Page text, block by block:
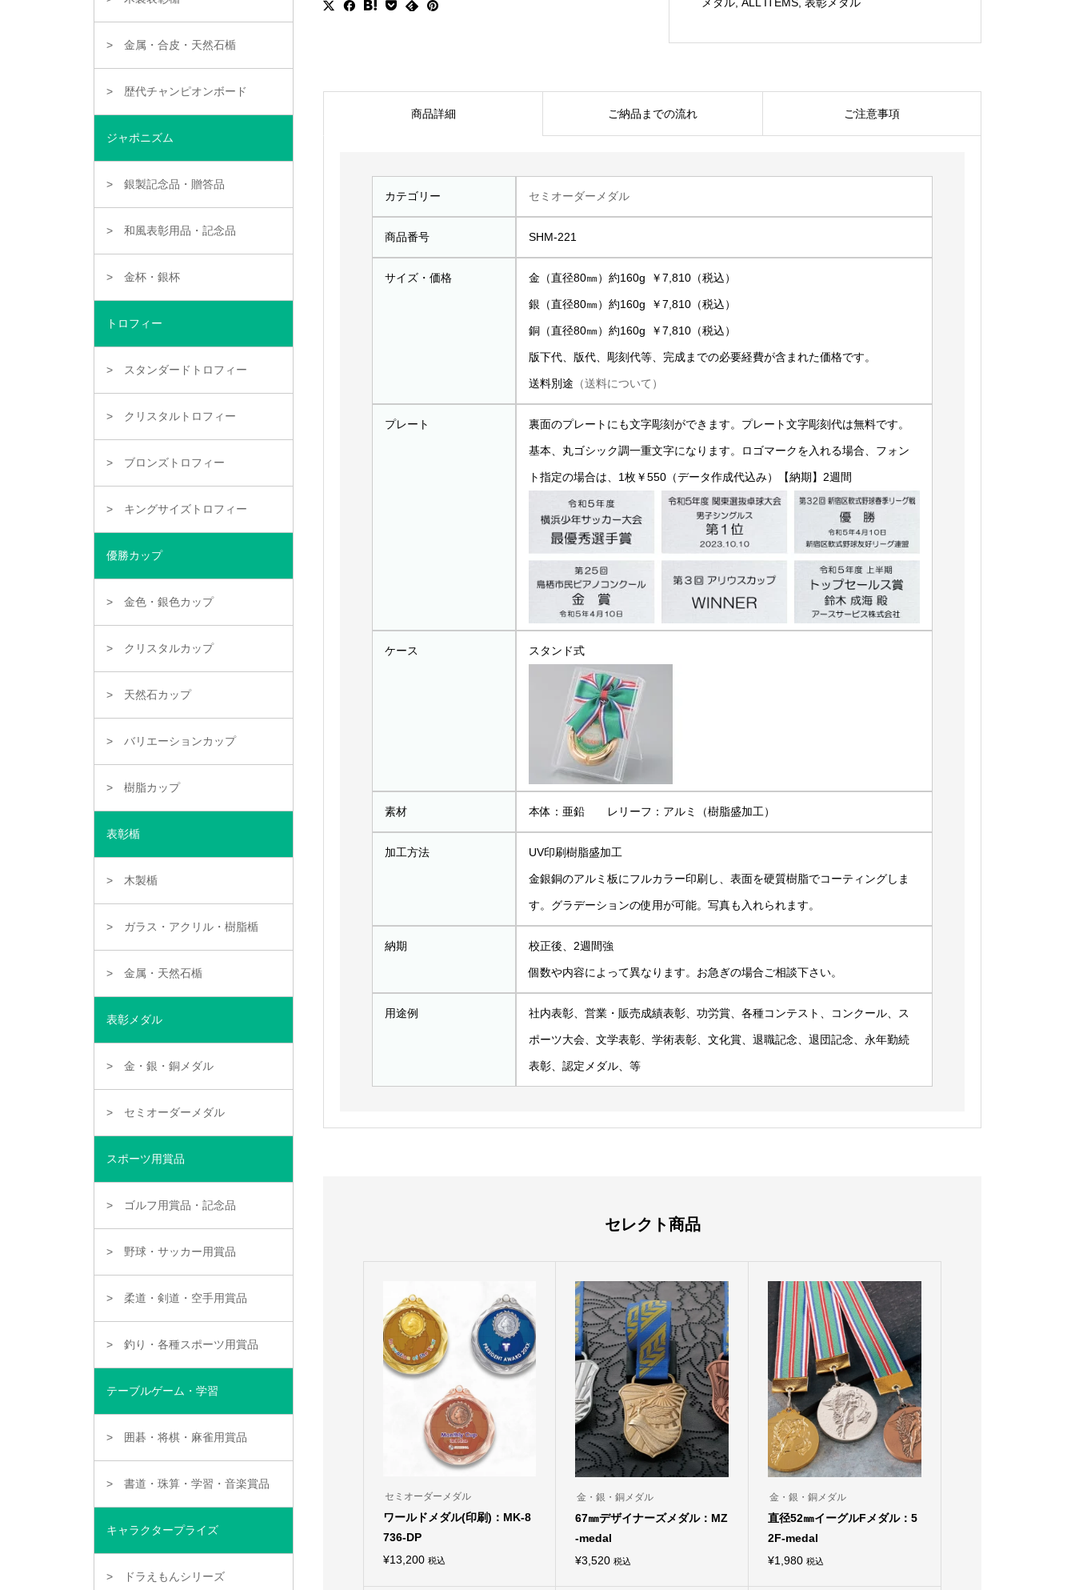
ー
メダル,ALL ITEMS,表彰メダル
商品詳細 ご納品までの流れ ご注意事項
カテゴリー セミオーダーメダル
商品番号 SHM-221
サイズ・価格 金（直径80㎜）約160g ￥7,810（税込）
銀（直径80㎜）約160g ￥7,810（税込）
銅（直径80㎜）約160g ￥7,810（税込）
版下代、版代、彫刻代等、完成までの必要経費が含まれた価格です。
送料別途 （送料について）
プレート 裏面のプレートにも文字彫刻ができます。プレート文字彫刻代は無料です。
基本、丸ゴシック調一重文字になります。ロゴマークを入れる場合、フォン
ト指定の場合は、1枚￥550（データ作成代込み）【納期】2週間
ケース スタンド式
素材 本体：亜鉛 レリーフ：アルミ（樹脂盛加工）
加工方法 UV印刷樹脂盛加工
金銀銅のアルミ板にフルカラー印刷し、表面を硬質樹脂でコーティングしま
す。グラデーションの使用が可能。写真も入れられます。
納期 校正後、2週間強
個数や内容によって異なります。お急ぎの場合ご相談下さい。
用途例 社内表彰、営業・販売成績表彰、功労賞、各種コンテスト、コンクール、ス
ポーツ大会、文学表彰、学術表彰、文化賞、退職記念、退団記念、永年勤続
表彰、認定メダル、等
セレクト商品
セミオーダーメダル
ワールドメダル(印刷)：MK-8
736-DP
¥13,200 税込
の
金・銀・銅メダル
67㎜デザイナーズメダル：MZ
-medal
¥3,520 税込
の
金・銀・銅メダル
直径52㎜イーグルFメダル：5
2F-medal
¥1,980 税込
の
金属・合皮・天然石楯
歴代チャンピオンボード
ジャポニズム
銀製記念品・贈答品
和風表彰用品・記念品
金杯・銀杯
トロフィー
スタンダードトロフィー
クリスタルトロフィー
ブロンズトロフィー
キングサイズトロフィー
優勝カップ
金色・銀色カップ
クリスタルカップ
天然石カップ
バリエーションカップ
樹脂カップ
表彰楯
木製楯
ガラス・アクリル・樹脂楯
金属・天然石楯
表彰メダル
金・銀・銅メダル
セミオーダーメダル
スポーツ用賞品
ゴルフ用賞品・記念品
野球・サッカー用賞品
柔道・剣道・空手用賞品
釣り・各種スポーツ用賞品
テーブルゲーム・学習
囲碁・将棋・麻雀用賞品
書道・珠算・学習・音楽賞品
キャラクタープライズ
ドラえもんシリーズ